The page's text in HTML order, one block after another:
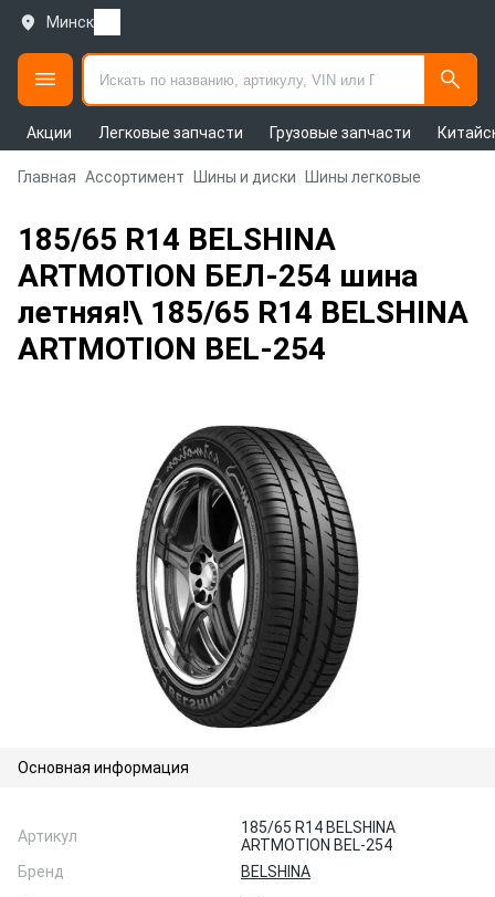
Минск
Акции Легковые запчасти Грузовые запчасти
Главная Ассортимент Шины и диски Шины легковые
185/65 R14 BELSHINA
ARTMOTION БЕЛ-254 шина
летняя!\ 185/65 R14 BELSHINA
ARTMOTION BEL-254
Основная информация
Артикул
185/65 R14 BELSHINA
ARTMOTION BEL-254
Бренд
BELSHINA